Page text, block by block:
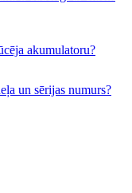
akumulatoru?
un sērijas numurs?